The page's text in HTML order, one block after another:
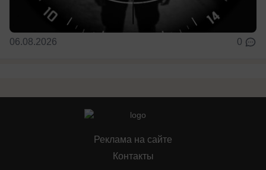
06.08.2026 0
Реклама на сайте
Контакты